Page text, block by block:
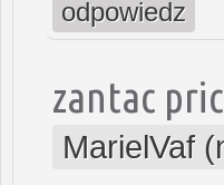
odpowiedz
zantac
MarielVaf